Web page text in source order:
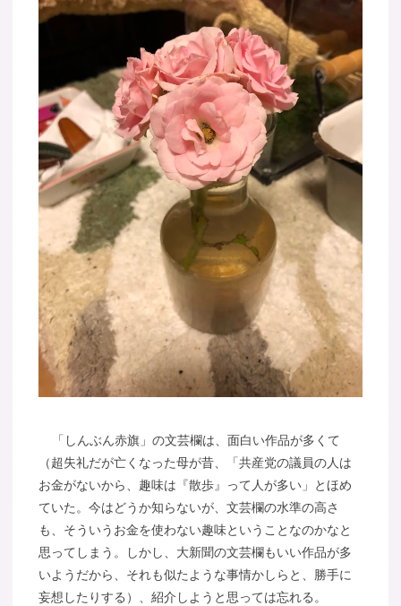
「しんぶん赤旗」の文芸欄は、面白い作品が多くて
（超失礼だが亡くなった母が昔、「共産党の議員の人は
お金がないから、趣味は『散歩』って人が多い」とほめ
ていた。今はどうか知らないが、文芸欄の水準の高さ
も、そういうお金を使わない趣味ということなのかなと
思ってしまう。しかし、大新聞の文芸欄もいい作品が多
いようだから、それも似たような事情かしらと、勝手に
妄想したりする）、紹介しようと思っては忘れる。